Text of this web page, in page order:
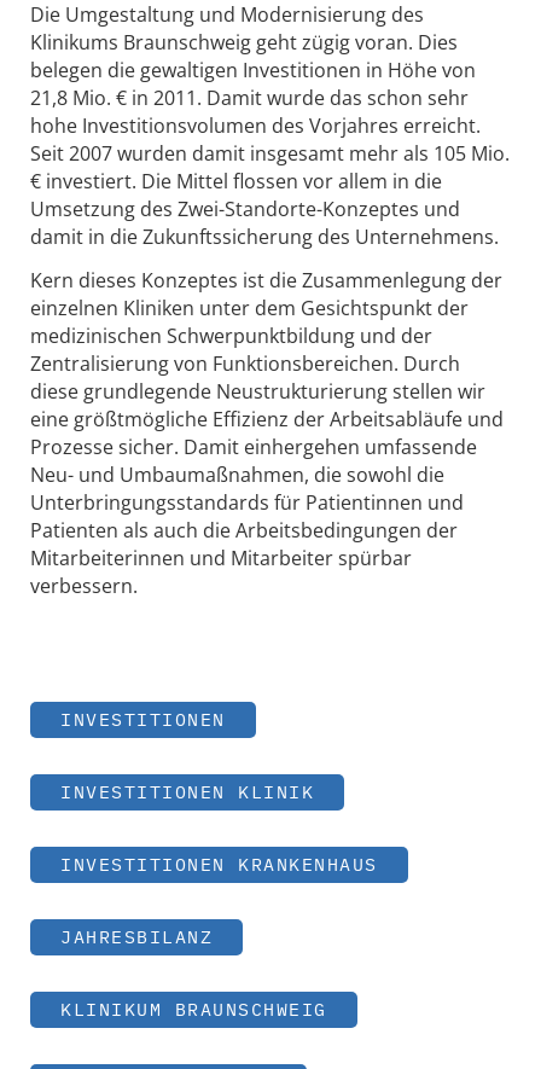
Die Umgestaltung und Modernisierung des
Klinikums Braunschweig geht zügig voran. Dies
belegen die gewaltigen Investitionen in Höhe von
21,8 Mio. € in 2011. Damit wurde das schon sehr
hohe Investitionsvolumen des Vorjahres erreicht.
Seit 2007 wurden damit insgesamt mehr als 105 Mio.
€ investiert. Die Mittel flossen vor allem in die
Umsetzung des Zwei-Standorte-Konzeptes und
damit in die Zukunftssicherung des Unternehmens.
Kern dieses Konzeptes ist die Zusammenlegung der
einzelnen Kliniken unter dem Gesichtspunkt der
medizinischen Schwerpunktbildung und der
Zentralisierung von Funktionsbereichen. Durch
diese grundlegende Neustrukturierung stellen wir
eine größtmögliche Effizienz der Arbeitsabläufe und
Prozesse sicher. Damit einhergehen umfassende
Neu- und Umbaumaßnahmen, die sowohl die
Unterbringungsstandards für Patientinnen und
Patienten als auch die Arbeitsbedingungen der
Mitarbeiterinnen und Mitarbeiter spürbar
verbessern.
INVESTITIONEN
INVESTITIONEN KLINIK
INVESTITIONEN KRANKENHAUS
JAHRESBILANZ
KLINIKUM BRAUNSCHWEIG